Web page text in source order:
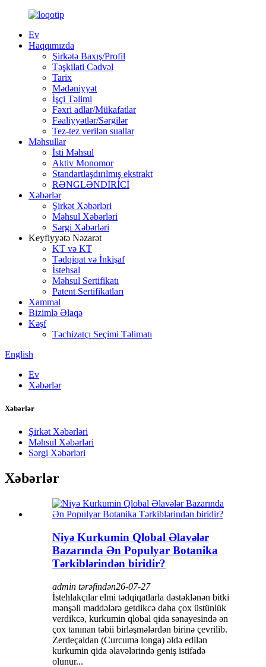
Ev
Haqqımızda
Şirkətə Baxış/Profil
Təşkilati Cədvəl
Tarix
Mədəniyyət
İşçi Təlimi
Fəxri adlar/Mükafatlar
Fəaliyyətlər/Sərgilər
Tez-tez verilən suallar
Məhsullar
İsti Məhsul
Aktiv Monomor
Standartlaşdırılmış ekstrakt
RƏNGLƏNDİRİCİ
Xəbərlər
Şirkət Xəbərləri
Məhsul Xəbərləri
Sərgi Xəbərləri
Keyfiyyətə Nəzarət
KT və KT
Tədqiqat və İnkişaf
İstehsal
Məhsul Sertifikatı
Patent Sertifikatları
Xammal
Bizimlə Əlaqə
Kəşf
Təchizatçı Seçimi Təlimatı
English
Ev
Xəbərlər
Xəbərlər
Şirkət Xəbərləri
Məhsul Xəbərləri
Sərgi Xəbərləri
Xəbərlər
Niyə Kurkumin Qlobal Əlavələr
Bazarında Ən Populyar Botanika
Tərkiblərindən biridir?
admin tərəfindən26-07-27
İstehlakçılar elmi tədqiqatlarla dəstəklənən bitki
mənşəli maddələrə getdikcə daha çox üstünlük
verdikcə, kurkumin qlobal qida sənayesində ən
çox tanınan təbii birləşmələrdən birinə çevrilib.
Zerdeçaldan (Curcuma longa) əldə edilən
kurkumin qida əlavələrində geniş istifadə
olunur...